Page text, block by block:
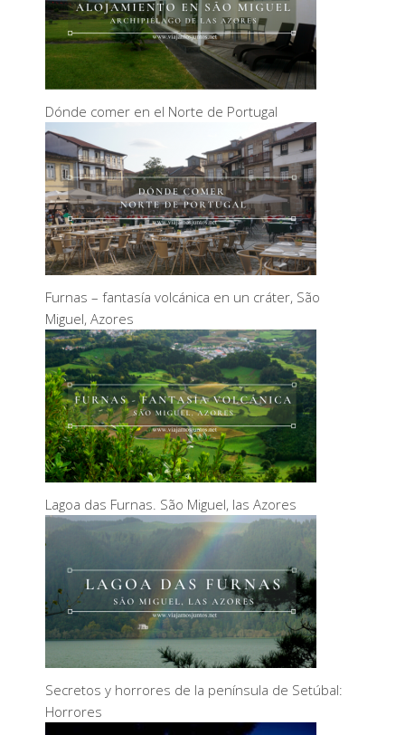
Dónde comer en el Norte de Portugal
Furnas – fantasía volcánica en un cráter, São
Miguel, Azores
Lagoa das Furnas. São Miguel, las Azores
Secretos y horrores de la península de Setúbal:
Horrores